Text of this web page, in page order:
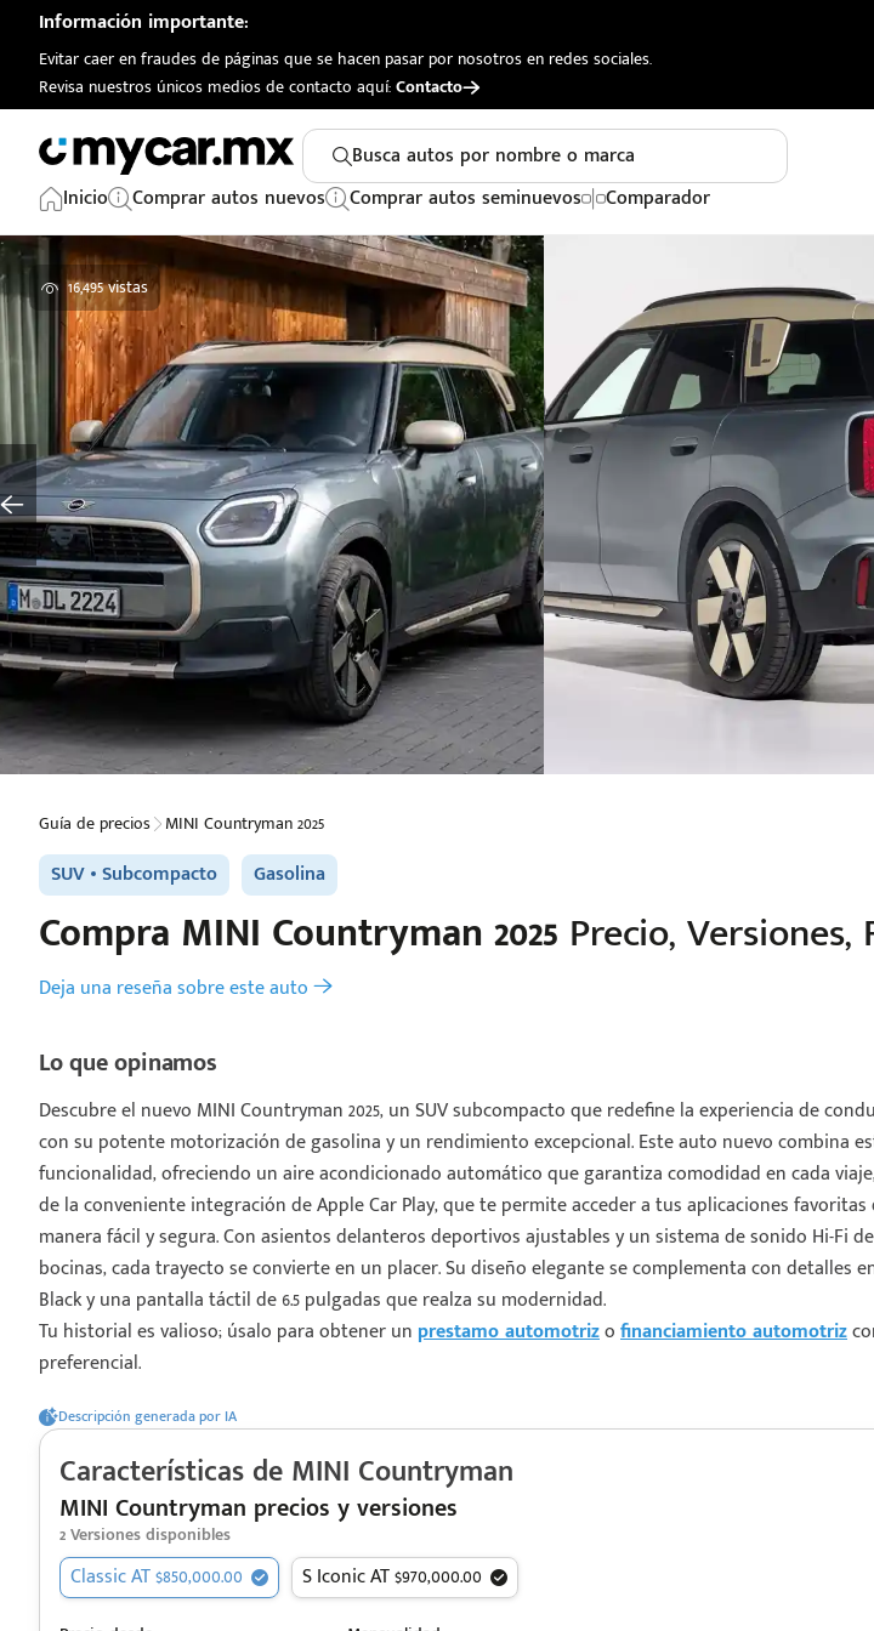
Información importante:
Evitar caer en fraudes de páginas que se hacen pasar por nosotros en redes sociales.
Revisa nuestros únicos medios de contacto aquí:Contacto
Busca autos por nombre o marca
Inicio Comprar autos nuevos Comprar autos seminuevos Comparador
16,495 vistas
Guía de precios MINI Countryman 2025
SUV Subcompacto Gasolina
Compra MINI Countryman 2025 Precio,
Deja una reseña sobre este auto
Lo que opinamos
Descubre el nuevo MINI Countryman 2025, un SUV subcompacto que redefine la experiencia de
con su potente motorización de gasolina y un rendimiento excepcional. Este auto nuevo combina
funcionalidad, ofreciendo un aire acondicionado automático que garantiza comodidad en cada
de la conveniente integración de Apple Car Play, que te permite acceder a tus aplicaciones favoritas
manera fácil y segura. Con asientos delanteros deportivos ajustables y un sistema de sonido Hi-Fi
bocinas, cada trayecto se convierte en un placer. Su diseño elegante se complementa con detalles
Black y una pantalla táctil de 6.5 pulgadas que realza su modernidad.
Tu historial es valioso; úsalo para obtener un prestamo automotrizofinanciamiento automotriz
preferencial.
Descripción generada por IA
Características de MINI Countryman
MINI Countryman precios y versiones
2Versiones disponibles
Classic AT $850,000.00 S Iconic AT $970,000.00
¡Espera!
enviar tu cotización
conozcas nuestro
Análisis Personalizado
asesor te guiará
para que
la mejor desición.